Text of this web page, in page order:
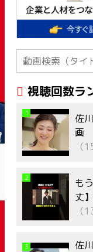
視聴回数ラ
1
佐
画
（
2
も
丈
（
3
佐